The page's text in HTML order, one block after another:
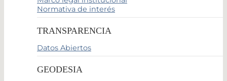
Normativa de interés
TRANSPARENCIA
Datos Abiertos
GEODESIA